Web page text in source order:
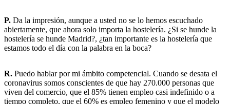
P. Da la impresión, aunque a usted no se lo hemos escuchado
abiertamente, que ahora solo importa la hostelería. ¿Si se hunde la
hostelería se hunde Madrid?, ¿tan importante es la hostelería que
estamos todo el día con la palabra en la boca?
R. Puedo hablar por mi ámbito competencial. Cuando se desata el
coronavirus somos conscientes de que hay 270.000 personas que
viven del comercio, que el 85% tienen empleo casi indefinido o a
tiempo completo, que el 60% es empleo femenino y que el modelo